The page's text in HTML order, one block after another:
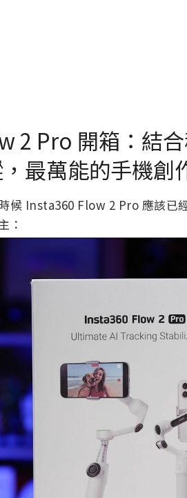
2 Pro 開箱：結
最萬能的手機創
候 Insta360 Flow 2 Pro 應該已
：